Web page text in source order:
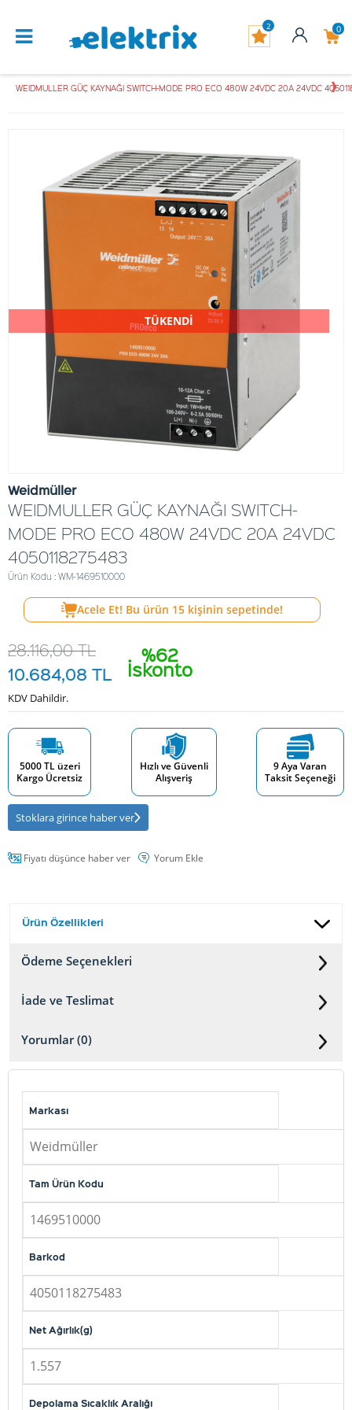
0
2
WEIDMULLER GÜÇ KAYNAĞI SWITCH-MODE PRO ECO 480W 24VDC 20A 24VDC
TÜKENDİ
Weidmüller
WEIDMULLER GÜÇ KAYNAĞI SWITCH-
MODE PRO ECO 480W 24VDC 20A 24VDC
4050118275483
Ürün Kodu : WM-1469510000
Acele Et! Bu ürün 15 kişinin sepetinde!
%62
İskonto
28.116,00TL
10.684,08 TL
KDV Dahildir.
5000 TL üzeri
Kargo Ücretsiz
Hızlı ve Güvenli
Alışveriş
9 Aya Varan
Taksit Seçeneği
Stoklara girince haber ver
Fiyatı düşünce haber ver Yorum Ekle
Ürün Özellikleri
Ödeme Seçenekleri
İade ve Teslimat
Yorumlar (0)
Markası
Weidmüller
Tam Ürün Kodu
1469510000
Barkod
4050118275483
Net Ağırlık(g)
1.557
Depolama Sıcaklık Aralığı